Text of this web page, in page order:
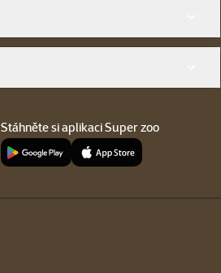
Stáhněte si aplikaci Super zoo